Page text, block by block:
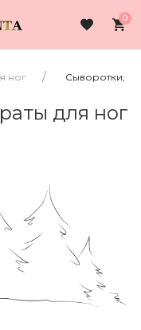
0
ног Сыворотки;
для ног